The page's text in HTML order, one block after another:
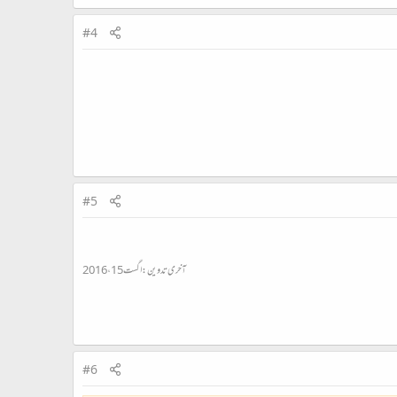
#4
#5
آخری تدوین:اگست 15، 2016
#6